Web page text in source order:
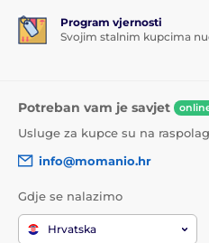
Program vjernosti
Svojim stalnim kupcima
Potreban vam je savjet
Usluge za kupce su na
info@momanio.hr
Gdje se nalazimo
Hrvatska